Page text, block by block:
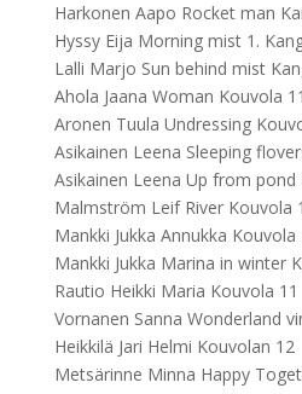
Harkonen Aapo Rocket man
Hyssy Eija Morning mist 1.
Lalli Marjo Sun behind mist
Ahola Jaana Woman Kouvola 11
Aronen Tuula Undressing
Asikainen Leena Sleeping
Asikainen Leena Up from pond
Malmström Leif River Kouvola
Mankki Jukka Annukka Kouvola
Mankki Jukka Marina in winter
Rautio Heikki Maria Kouvola 11
Vornanen Sanna Wonderland
Heikkilä Jari Helmi Kouvolan 12
Metsärinne Minna Happy